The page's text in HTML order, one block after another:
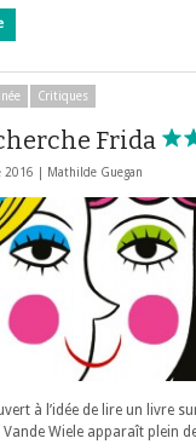
Critiques
Frida
2016 | Mathilde Guegan
à l’idée de lire un livre
Vande Wiele apparaît plein